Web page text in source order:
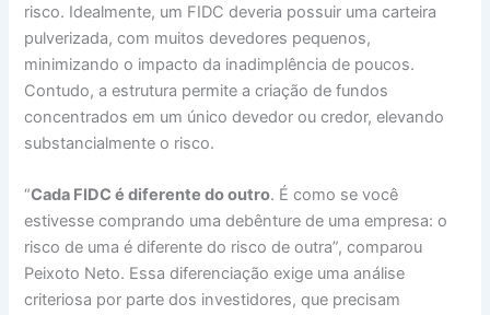
risco. Idealmente, um FIDC deveria possuir uma carteira
pulverizada, com muitos devedores pequenos,
minimizando o impacto da inadimplência de poucos.
Contudo, a estrutura permite a criação de fundos
concentrados em um único devedor ou credor, elevando
substancialmente o risco.
“Cada FIDC é diferente do outro. É como se você
estivesse comprando uma debênture de uma empresa: o
risco de uma é diferente do risco de outra”, comparou
Peixoto Neto. Essa diferenciação exige uma análise
criteriosa por parte dos investidores, que precisam